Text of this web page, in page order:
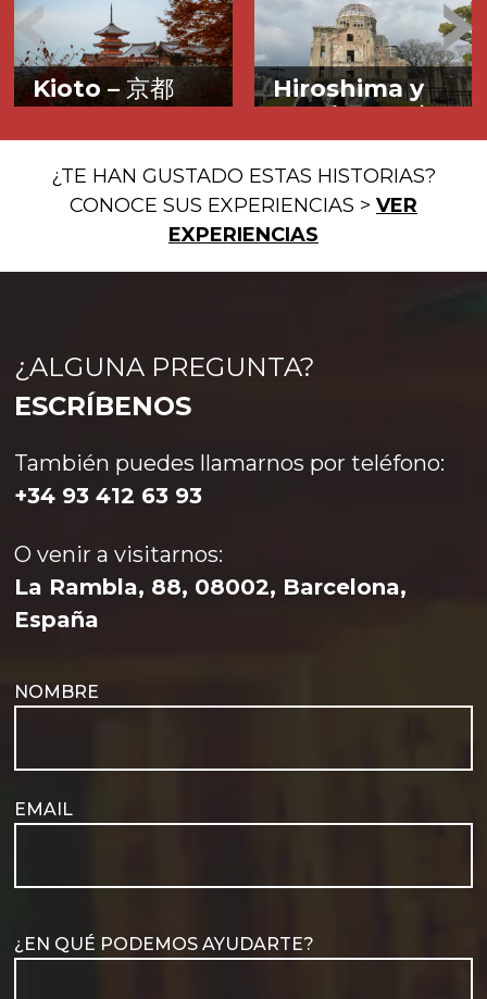
Kioto – 京都
elegancia
imperial
La antigua capital imperial,
de otras ciudades japonesas
durante la Segunda Guerra
Mundial, mantiene aún toda
máximo esplendor.
templos, santuarios y
Hiroshima y
島と宮島
Escapada a la
historia y la
belleza
debería ser de visita obligada
para todos aquellos que
Más info>
¿TE HAN GUSTADO ESTAS HISTORIAS?
CONOCE SUS EXPERIENCIAS > VER
EXPERIENCIAS
¿ALGUNA PREGUNTA?
ESCRÍBENOS
También puedes llamarnos por teléfono:
+34 93 412 63 93
O venir a visitarnos:
La Rambla, 88, 08002, Barcelona,
España
NOMBRE
EMAIL
¿EN QUÉ PODEMOS AYUDARTE?